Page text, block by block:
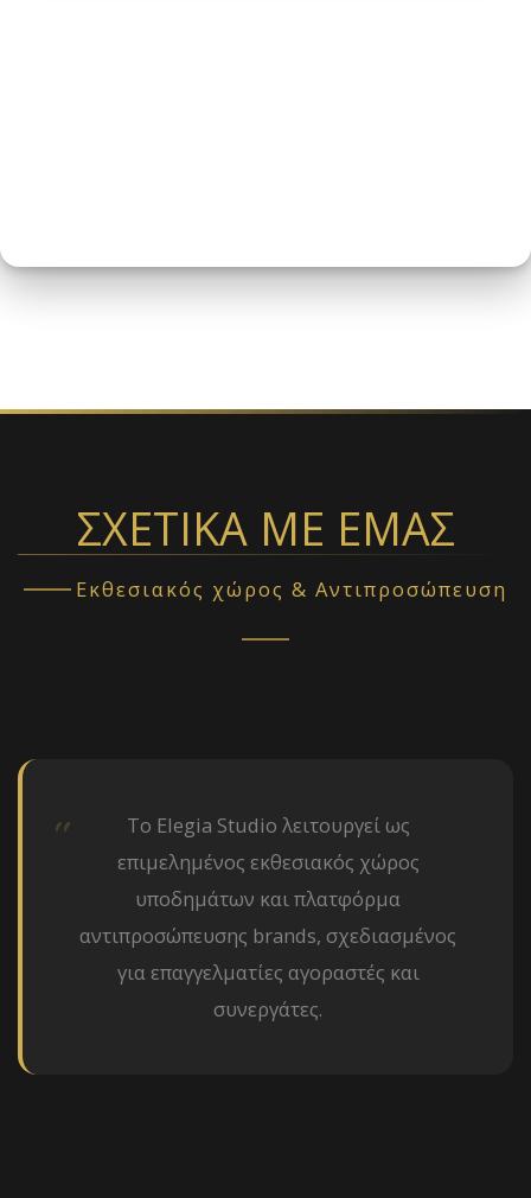
ΣΧΕΤΙΚΆ ΜΕ ΕΜΆΣ
Εκθεσιακός χώρος & Αντιπροσώπευση
Το Elegia Studio λειτουργεί ως
επιμελημένος εκθεσιακός χώρος
υποδημάτων και πλατφόρμα
αντιπροσώπευσης brands, σχεδιασμένος
για επαγγελματίες αγοραστές και
συνεργάτες.